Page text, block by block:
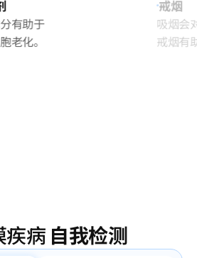
有助于
老化。
戒烟
吸烟会
戒烟有
疾病 自我检测